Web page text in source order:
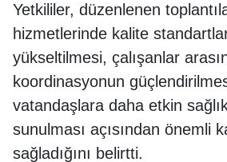
Yetkililer, düzenlenen
hizmetlerinde kalite
yükseltilmesi, çalışanlar
koordinasyonun
vatandaşlara daha etkin
sunulması açısından önemli
sağladığını belirtti.